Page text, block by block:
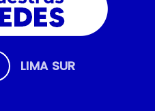
LIMA SUR